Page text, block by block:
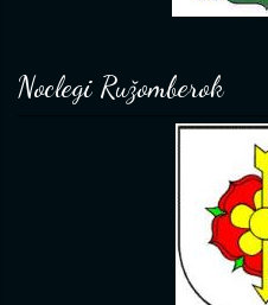
Noclegi Ružomberok